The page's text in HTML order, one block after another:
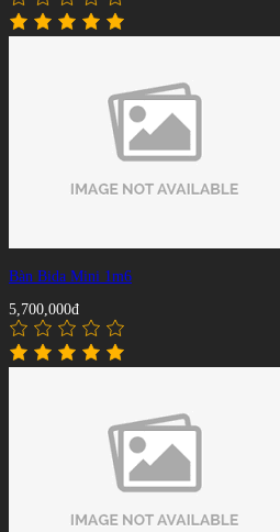
Bàn Bida Mini 1m6
5,700,000đ